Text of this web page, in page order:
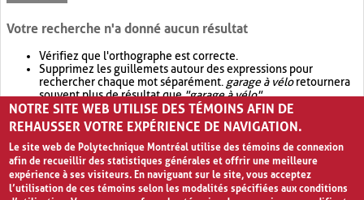
Votre recherche n'a donné aucun résultat
Vérifiez que l'orthographe est correcte.
Supprimez les guillemets autour des expressions pour
rechercher chaque mot séparément. garage à véloretournera
souvent plus de résultat que"garage à vélo".
Envisagez d'élargir votre recherche avec OR.garage OR vélo
retournera souvent plus de résultat quegarage à vélo
NOTRE SITE WEB UTILISE DES TÉMOINS AFIN DE
REHAUSSER VOTRE EXPÉRIENCE DE NAVIGATION.
Le site web de Polytechnique Montréal utilise des témoins de connexion
afin de recueillir des statistiques générales et offrir une meilleure
expérience à ses visiteurs. En naviguant sur le site, vous acceptez
l’utilisation de ces témoins selon les modalités spécifiées aux conditions